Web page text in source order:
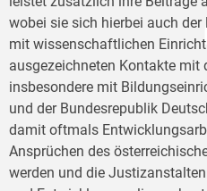
wobei sie sich hierbei auch
mit wissenschaftlichen
ausgezeichneten Kontakte mit
insbesondere mit
und der Bundesrepublik
damit oftmals
Ansprüchen des
werden und die